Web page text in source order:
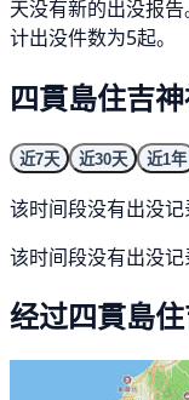
天没有新的出没报
计出没件数为5起。
四貫島住吉
近7天 近30天 近1年
该时间段没有出没记
该时间段没有出没记
经过四貫島